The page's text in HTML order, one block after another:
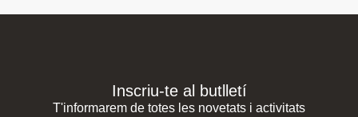
Inscriu-te al butlletí
T'informarem de totes les novetats i activitats